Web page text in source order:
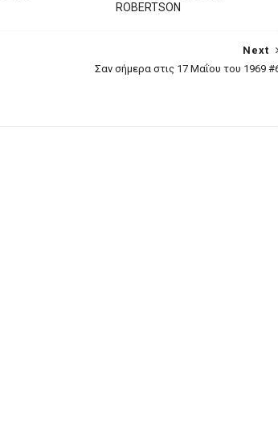
ROBERTSON
Next
Σαν σήμερα στις 17 Μαΐου του 1969